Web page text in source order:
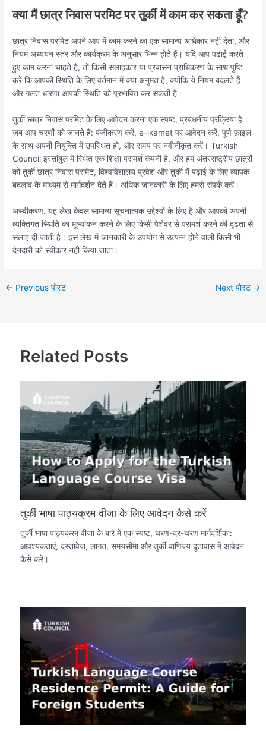
क्या मैं छात्र निवास परमिट पर तुर्की में काम कर सकता हूँ?
छात्र निवास परमिट अपने आप में काम करने का एक सामान्य अधिकार नहीं देता, और
नियम अध्ययन स्तर और कार्यक्रम के अनुसार भिन्न होते हैं। यदि आप पढ़ाई करते
हुए काम करना चाहते हैं, तो किसी सलाहकार या प्रवासन प्राधिकरण के साथ पुष्टि
करें कि आपकी स्थिति के लिए वर्तमान में क्या अनुमत है, क्योंकि ये नियम बदलते हैं
और गलत धारणा आपकी स्थिति को प्रभावित कर सकती है।
तुर्की छात्र निवास परमिट के लिए आवेदन करना एक स्पष्ट, प्रबंधनीय प्रक्रिया है
जब आप चरणों को जानते हैं: पंजीकरण करें, e-ikamet पर आवेदन करें, पूर्ण फ़ाइल
के साथ अपनी नियुक्ति में उपस्थित हों, और समय पर नवीनीकृत करें। Turkish
Council इस्तांबुल में स्थित एक शिक्षा परामर्श कंपनी है, और हम अंतरराष्ट्रीय छात्रों
को तुर्की छात्र निवास परमिट, विश्वविद्यालय प्रवेश और तुर्की में पढ़ाई के लिए व्यापक
बदलाव के माध्यम से मार्गदर्शन देते हैं। अधिक जानकारी के लिए हमसे संपर्क करें।
अस्वीकरण: यह लेख केवल सामान्य सूचनात्मक उद्देश्यों के लिए है और आपको अपनी
व्यक्तिगत स्थिति का मूल्यांकन करने के लिए किसी पेशेवर से परामर्श करने की दृढ़ता से
सलाह दी जाती है। इस लेख में जानकारी के उपयोग से उत्पन्न होने वाली किसी भी
देनदारी को स्वीकार नहीं किया जाता।
← Previous पोस्ट Next पोस्ट →
Related Posts
तुर्की भाषा पाठ्यक्रम वीजा के लिए आवेदन कैसे करें
तुर्की भाषा पाठ्यक्रम वीजा के बारे में एक स्पष्ट, चरण-दर-चरण मार्गदर्शिका:
आवश्यकताएं, दस्तावेज, लागत, समयसीमा और तुर्की वाणिज्य दूतावास में आवेदन
कैसे करें।